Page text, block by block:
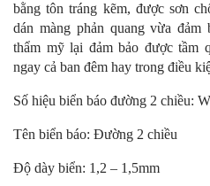
bằng tôn tráng kẽm, được sơn
dán màng phản quang vừa
thẩm mỹ lại đảm bảo được tầm
ngay cả ban đêm hay trong điều
Số hiệu biển báo đường 2 chiều:
Tên biển báo: Đường 2 chiều
Độ dày biển: 1,2 – 1,5mm